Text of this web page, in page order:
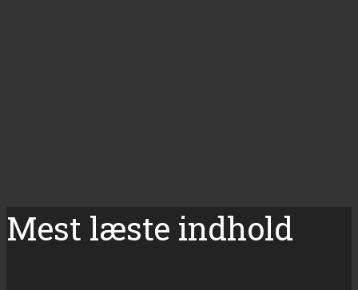
Mest læste indhold